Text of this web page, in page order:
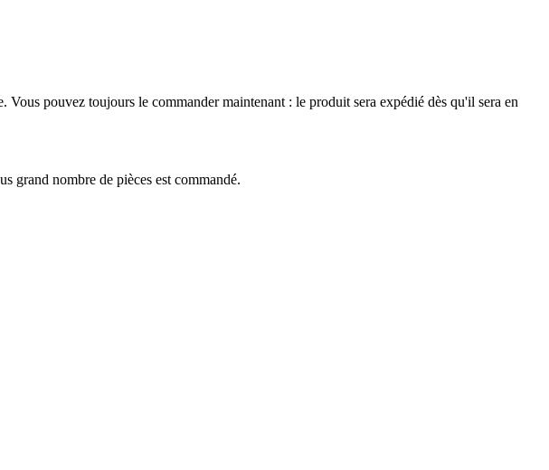
pouvez toujours le commander maintenant : le produit sera expédié dès qu'il sera en
grand nombre de pièces est commandé.